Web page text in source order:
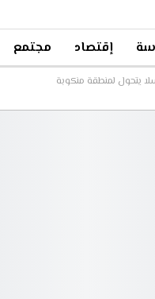
إقتصاد مجتمع
يتحول لمنطقة منكوبة